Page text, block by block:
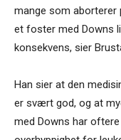
mange som aborterer
et foster med Downs
konsekvens, sier
Han sier at den
er svært god, og at
med Downs har